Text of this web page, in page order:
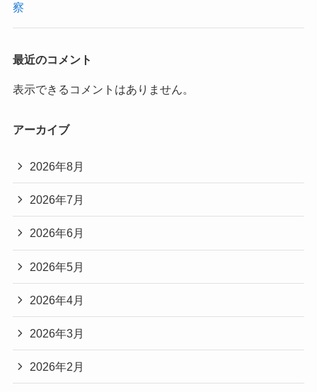
察
最近のコメント
表示できるコメントはありません。
アーカイブ
2026年8月
2026年7月
2026年6月
2026年5月
2026年4月
2026年3月
2026年2月